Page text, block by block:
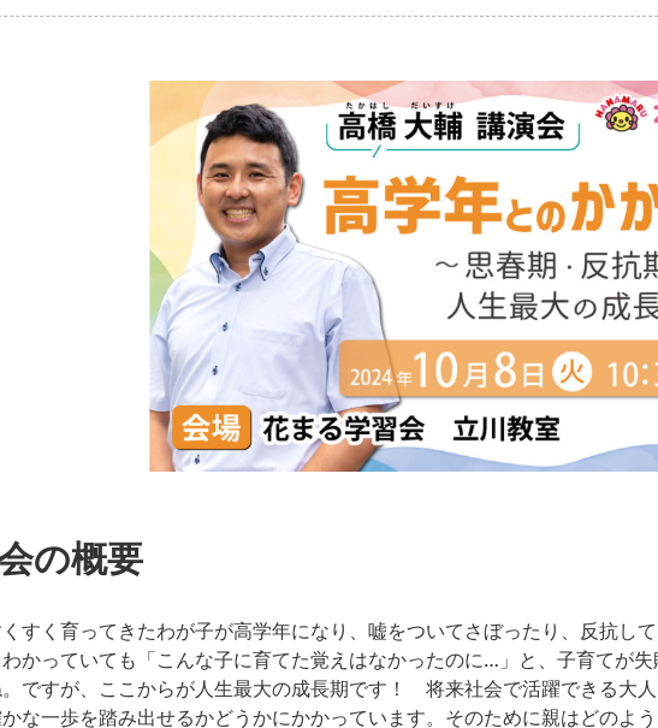
の概要
すく育ってきたわが子が高学年になり、嘘をついてさぼったり、反抗し
かっていても「こんな子に育てた覚えはなかったのに…」と、子育てが
。ですが、ここからが人生最大の成長期です！ 将来社会で活躍できる大
な一歩を踏み出せるかどうかにかかっています。そのために親はどのよ